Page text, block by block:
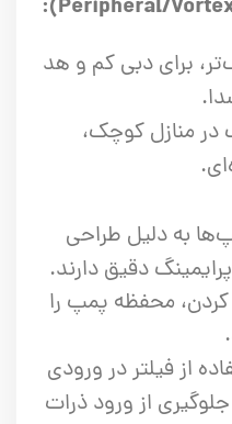
برای دبی کم و هد
در منازل کوچک،
به دلیل طراحی
دقیق دارند.
محفظه پمپ را
از فیلتر در ورودی
از ورود ذرات